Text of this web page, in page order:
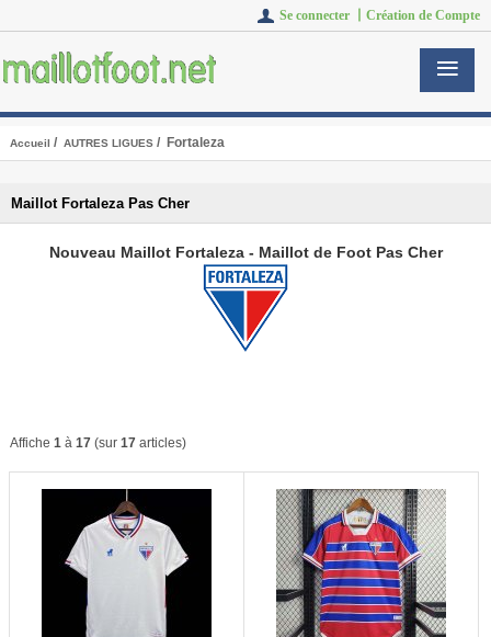
Se connecter 丨 Création de Compte
Accueil / AUTRES LIGUES/ Fortaleza
Maillot Fortaleza Pas Cher
Nouveau Maillot Fortaleza - Maillot de Foot Pas Cher
Affiche 1à 17(sur 17articles)